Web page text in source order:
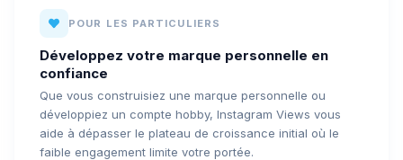
POUR LES PARTICULIERS
Développez votre marque personnelle en
confiance
Que vous construisiez une marque personnelle ou
développiez un compte hobby, Instagram Views vous
aide à dépasser le plateau de croissance initial où le
faible engagement limite votre portée.